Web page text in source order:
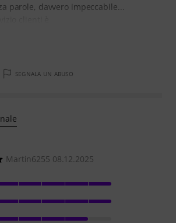
parole, davvero impeccabile...
SEGNALA UN ABUSO
Martin6255 08.12.2025